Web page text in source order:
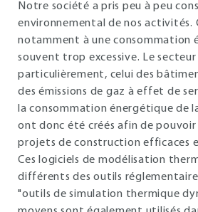
Notre société a pris peu à peu
environnemental de nos activités.
notamment à une consommation
souvent trop excessive. Le
particulièrement, celui des
des émissions de gaz à effet de
la consommation énergétique de
ont donc été créés afin de pouvoir
projets de construction efficaces
Ces logiciels de modélisation
différents des outils
"outils de simulation thermique